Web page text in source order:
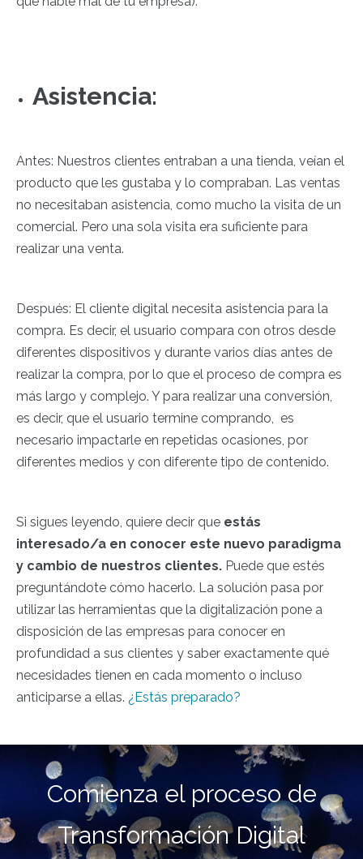
Asistencia:
Antes: Nuestros clientes entraban a una tienda, veían el
producto que les gustaba y lo compraban. Las ventas
no necesitaban asistencia, como mucho la visita de un
comercial. Pero una sola visita era suficiente para
realizar una venta.
Después: El cliente digital necesita asistencia para la
compra. Es decir, el usuario compara con otros desde
diferentes dispositivos y durante varios días antes de
realizar la compra, por lo que el proceso de compra es
más largo y complejo. Y para realizar una conversión,
es decir, que el usuario termine comprando, es
necesario impactarle en repetidas ocasiones, por
diferentes medios y con diferente tipo de contenido.
Si sigues leyendo, quiere decir que estás
interesado/a en conocer este nuevo paradigma
y cambio de nuestros clientes. Puede que estés
preguntándote cómo hacerlo. La solución pasa por
utilizar las herramientas que la digitalización pone a
disposición de las empresas para conocer en
profundidad a sus clientes y saber exactamente qué
necesidades tienen en cada momento o incluso
anticiparse a ellas. ¿Estás preparado?
Comienza el proceso de
Transformación Digital